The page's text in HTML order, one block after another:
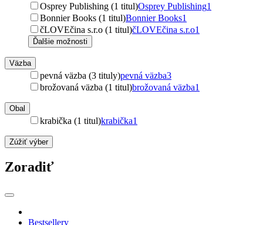
Osprey Publishing (1 titul)Osprey Publishing1
Bonnier Books (1 titul)Bonnier Books1
čLOVEčina s.r.o (1 titul)čLOVEčina s.r.o1
Ďalšie možnosti
Väzba
pevná väzba (3 tituly)pevná väzba3
brožovaná väzba (1 titul)brožovaná väzba1
Obal
krabička (1 titul)krabička1
Zúžiť výber
Zoradiť
Bestsellery